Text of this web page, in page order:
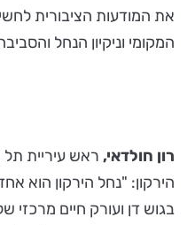
את המודעות הציבורית
המקומי וניקיון הנחל
רון חולדאי, ראש עיריית תל
הירקון: "נחל הירקון הוא
בגוש דן ועורק חיים מרכזי